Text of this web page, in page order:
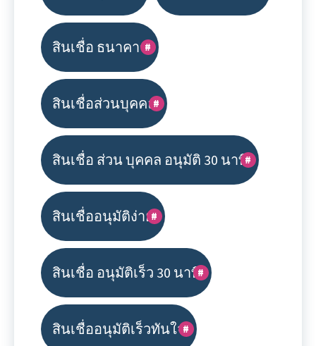
สินเชื่อ ธนาคาร
สินเชื่อส่วนบุคคล
สินเชื่อ ส่วน บุคคล อนุมัติ 30 นาที
สินเชื่ออนุมัติง่าย
สินเชื่อ อนุมัติเร็ว 30 นาที
สินเชื่ออนุมัติเร็วทันใจ